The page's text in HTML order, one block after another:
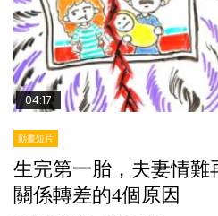
04:17
動畫短片
生完第一胎，夫妻情難
關係轉差的4個原因